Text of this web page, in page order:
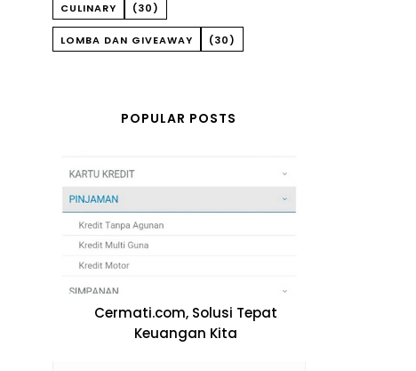
CULINARY (30)
LOMBA DAN GIVEAWAY (30)
POPULAR POSTS
Cermati.com, Solusi Tepat
Keuangan Kita